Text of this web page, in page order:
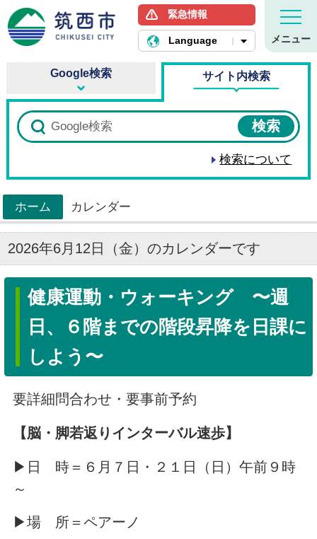
筑西市ホームページ
緊急情報
Language メニュー
Google検索 サイト内検索
検索について
ホーム
>
カレンダー
2026年6月12日（金）のカレンダーです
健康運動・ウォーキング 〜週
日、６階までの階段昇降を日課に
しよう〜
要詳細問合わせ・要事前予約
【脳・脚若返りインターバル速歩】
▶日 時＝６月７日・２１日（日）午前９時
～
▶場 所＝ペアーノ